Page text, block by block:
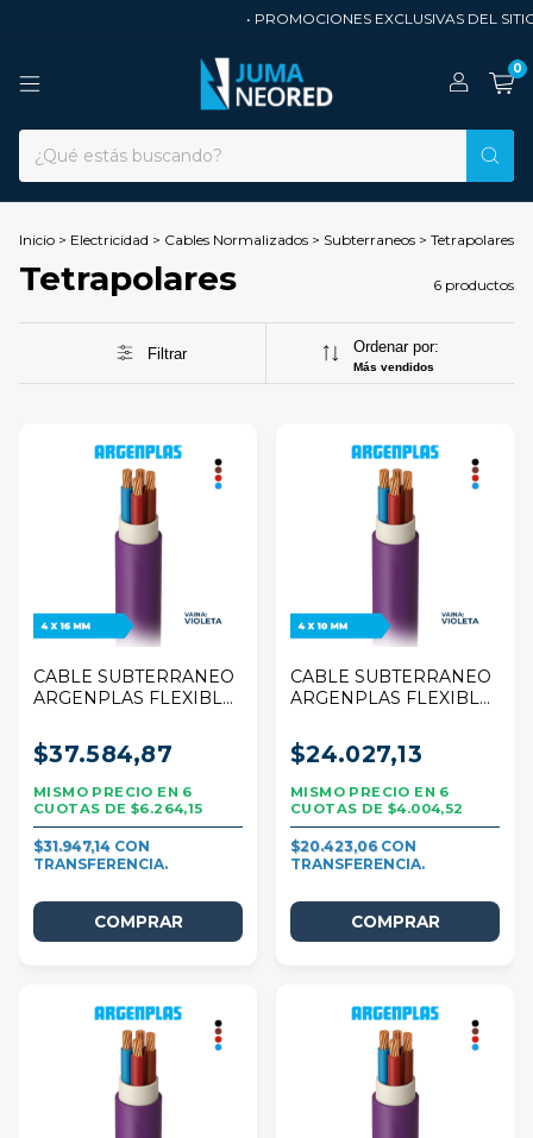
• PROMOCIONES EXCLUSIVAS DEL SITIO
0
Inicio > Electricidad > Cables Normalizados > Subterraneos > Tetrapolares
Tetrapolares 6 productos
Filtrar Ordenar por:
Más vendidos
CABLE SUBTERRANEO
ARGENPLAS FLEXIBLE
POR 1 METRO
$37.584,87
6
$6.264,15
$31.947,14
CABLE SUBTERRANEO
ARGENPLAS FLEXIBLE
POR 1 METRO
$24.027,13
6
$4.004,52
$20.423,06